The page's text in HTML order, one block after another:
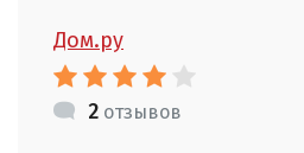
Дом.ру
2 отзывов